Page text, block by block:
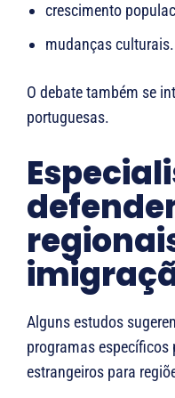
crescimento
mudanças culturais.
O debate também se
portuguesas.
Alguns estudos
programas
estrangeiros para